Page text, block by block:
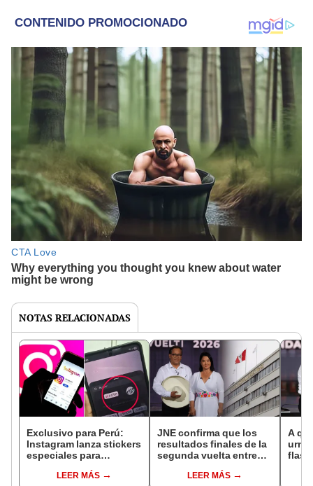
NOTAS RELACIONADAS
Exclusivo para Perú:
Instagram lanza stickers
especiales para
segunda vuelta
LEER MÁS
JNE confirma que los
resultados finales de la
segunda vuelta entre
Roberto Sánchez se
LEER MÁS
A
urna
flash